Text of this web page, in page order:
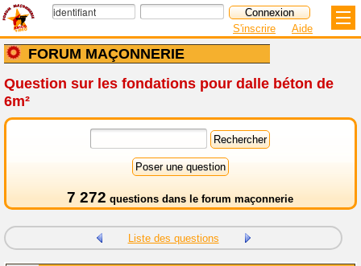
FORUM MAÇONNERIE
S'inscrire Aide
Question sur les fondations pour dalle béton de
6m²
7 272 questions dans le forum maçonnerie
Liste des questions